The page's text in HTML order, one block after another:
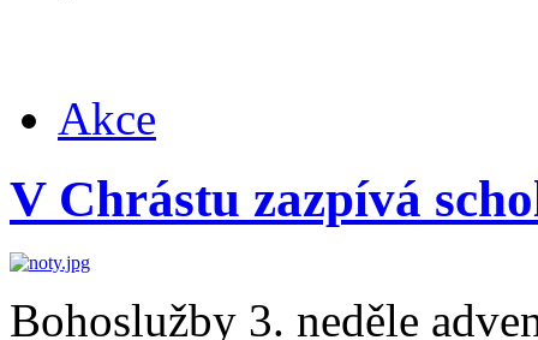
Akce
V Chrástu zazpívá
Bohoslužby 3. neděle